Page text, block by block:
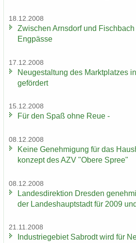
18.12.2008
Zwi­schen Arns­dorf und
Eng­päs­se
17.12.2008
Neu­ge­stal­tung des Markt­plat­zes
ge­för­dert
15.12.2008
Für den Spaß ohne Reue -
08.12.2008
Keine Ge­neh­mi­gung für das
kon­zept des AZV "Obere Spree"
08.12.2008
Lan­des­di­rek­ti­on Dres­den
der Lan­des­haupt­stadt für 2009
21.11.2008
In­dus­trie­ge­biet Sa­b­rodt wird für